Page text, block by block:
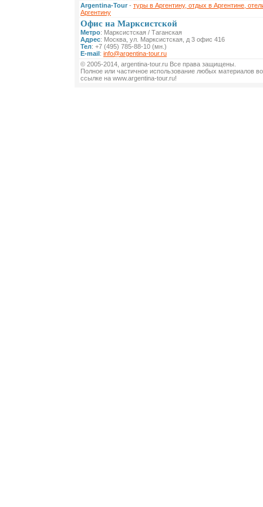
Argentina-Tour - туры в Аргентину, отдых в Аргентине,
Аргентину
Офис на Марксистской
Метро: Марксистская / Таганская
Адрес: Москва, ул. Марксистская, д 3 офис 416
Тел: +7 (495) 785-88-10 (мн.)
E-mail: info@argentina-tour.ru
© 2005-2014, argentina-tour.ru Все права защищены.
Полное или частичное использование любых материалов
ссылке на www.argentina-tour.ru!